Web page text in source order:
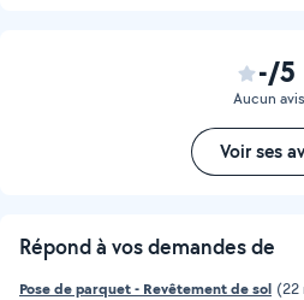
-/5
Aucun avis
Voir ses
Répond à vos demandes de
Pose de parquet - Revêtement de sol (22